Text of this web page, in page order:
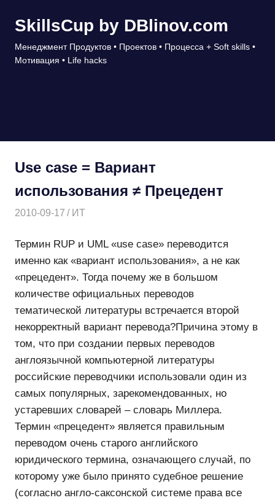
SkillsCup by DBlinov.com
Менеджмент Продуктов • Проектов • Процесса + Soft skills •
Мотивация • Life hacks
Use case = Вариант
использования ≠ Прецедент
2010-09-17 Дмитрий
ИТ
Термин RUP и UML «use case» переводится
именно как «вариант использования», а не как
«прецедент». Тогда почему же в большом
количестве официальных переводов
тематической литературы встречается второй
некорректный вариант перевода?Причина этому в
том, что при создании первых переводов
англоязычной компьютерной литературы
российские переводчики использовали один из
самых популярных, зарекомендованных, но
устаревших словарей – словарь Миллера.
Термин «прецедент» является правильным
переводом очень старого английского
юридического термина, означающего случай, по
которому уже было принято судебное решение
(согласно англо-саксонской системе права все